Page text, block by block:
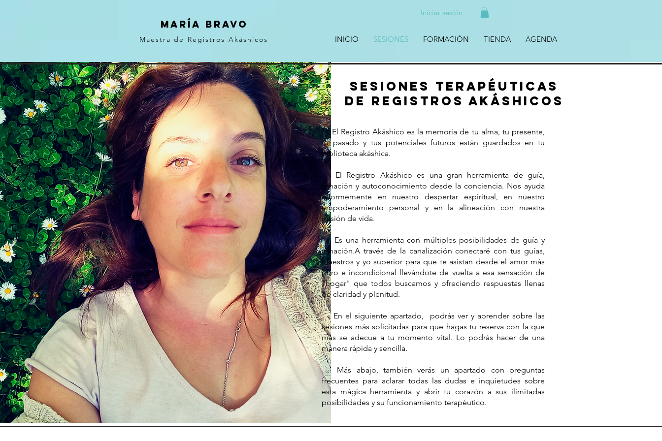
MARÍA BRAVO
Iniciar sesión
Maestra de Registros Akáshicos INICIO SESIONES FORMACIÓN TIENDA AGENDA
El Registro Akáshico es la memoria de tu alma, tu presente,
tu pasado y tus potenciales futuros están guardados en tu
biblioteca akáshica.
El Registro Akáshico es una gran herramienta de guía,
sanación y autoconocimiento desde la conciencia. Nos ayuda
enormemente en nuestro despertar espiritual, en nuestro
empoderamiento personal y en la alineación con nuestra
misión de vida.
Es una herramienta con múltiples posibilidades de guía y
sanación.A través de la canalización conectaré con tus guías,
maestros y yo superior para que te asistan desde el amor más
puro e incondicional llevándote de vuelta a esa sensación de
"hogar" que todos buscamos y ofreciendo respuestas llenas
de claridad y plenitud.
En el siguiente apartado, podrás ver y aprender sobre las
sesiones más solicitadas para que hagas tu reserva con la que
más se adecue a tu momento vital. Lo podrás hacer de una
manera rápida y sencilla.
​ Más abajo, también verás un apartado con preguntas
frecuentes para aclarar todas las dudas e inquietudes sobre
esta mágica herramienta y abrir tu corazón a sus ilimitadas
posibilidades y su funcionamiento terapéutico.
Sesiones terapéuticas
de Registros Akáshicos